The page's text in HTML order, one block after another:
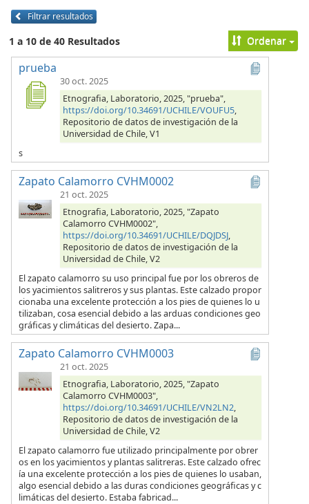
Filtrar resultados
1 a 10 de 40 Resultados Ordenar
prueba
30 oct. 2025
Etnografia, Laboratorio, 2025, "prueba",
https://doi.org/10.34691/UCHILE/VOUFU5,
Repositorio de datos de investigación de la
Universidad de Chile, V1
s
Zapato Calamorro CVHM0002
21 oct. 2025
Etnografia, Laboratorio, 2025, "Zapato
Calamorro CVHM0002",
https://doi.org/10.34691/UCHILE/DQJDSJ,
Repositorio de datos de investigación de la
Universidad de Chile, V2
El zapato calamorro su uso principal fue por los obreros de
los yacimientos salitreros y sus plantas. Este calzado propor
cionaba una excelente protección a los pies de quienes lo u
tilizaban, cosa esencial debido a las arduas condiciones geo
gráficas y climáticas del desierto. Zapa...
Zapato Calamorro CVHM0003
21 oct. 2025
Etnografia, Laboratorio, 2025, "Zapato
Calamorro CVHM0003",
https://doi.org/10.34691/UCHILE/VN2LN2,
Repositorio de datos de investigación de la
Universidad de Chile, V2
El zapato calamorro fue utilizado principalmente por obrer
os en los yacimientos y plantas salitreras. Este calzado ofrec
ía una excelente protección a los pies de quienes lo usaban,
algo esencial debido a las duras condiciones geográficas y c
limáticas del desierto. Estaba fabricad...